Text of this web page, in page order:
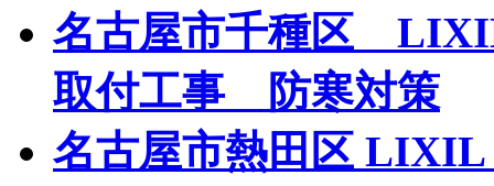
名古屋市千種区
取付工事 防寒対策
名古屋市熱田区